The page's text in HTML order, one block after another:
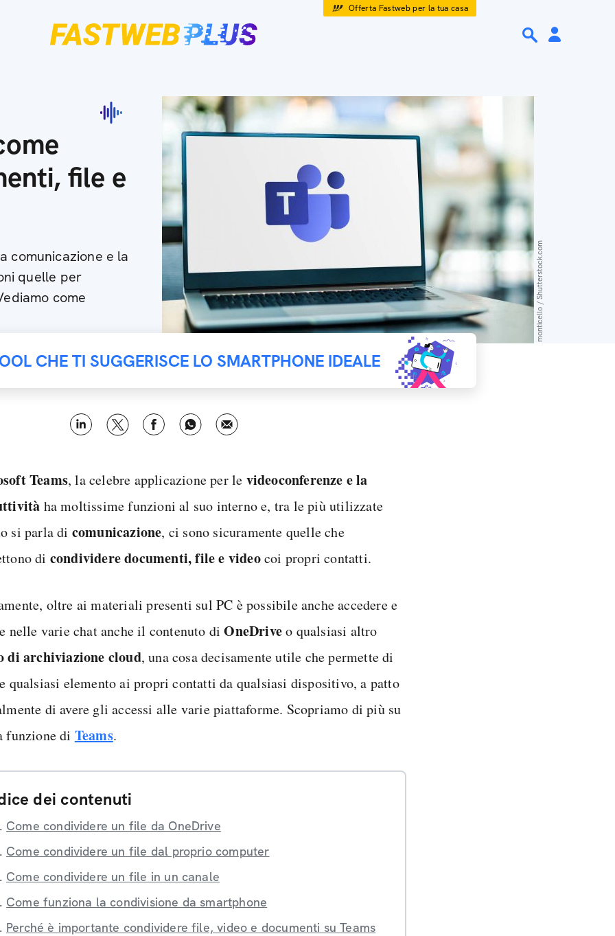
Offerta Fastweb per la tua casa
file e
comunicazione e la
quelle per
come
monticello / Shutterstock.com
CHE TI SUGGERISCE LO SMARTPHONE IDEALE
Teams, la celebre applicazione per le videoconferenze e la
ha moltissime funzioni al suo interno e, tra le più utilizzate
si parla di comunicazione, ci sono sicuramente quelle che
di condividere documenti, file e videocoi propri contatti.
oltre ai materiali presenti sul PC è possibile anche accedere e
nelle varie chat anche il contenuto diOneDriveo qualsiasi altro
di archiviazione cloud, una cosa decisamente utile che permette di
qualsiasi elemento ai propri contatti da qualsiasi dispositivo, a patto
di avere gli accessi alle varie piattaforme. Scopriamo di più su
funzione di Teams.
dei contenuti
Come condividere un file da OneDrive
Come condividere un file dal proprio computer
Come condividere un file in un canale
Come funziona la condivisione da smartphone
Perché è importante condividere file, video e documenti su Teams